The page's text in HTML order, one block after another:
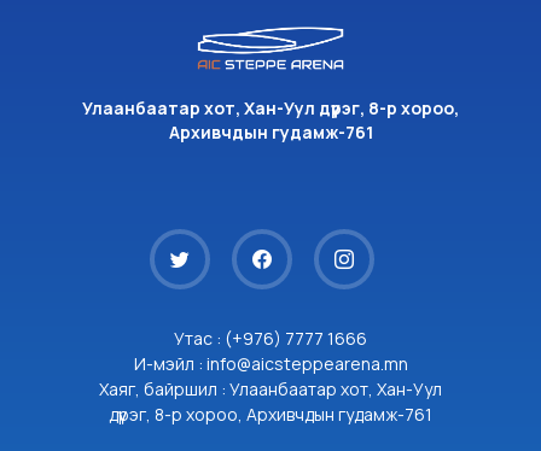
Улаанбаатар хот, Хан-Уул дүүрэг, 8-р хороо,
Архивчдын гудамж-761
Утас : (+976) 7777 1666
И-мэйл : info@aicsteppearena.mn
Хаяг, байршил : Улаанбаатар хот, Хан-Уул
дүүрэг, 8-р хороо, Архивчдын гудамж-761